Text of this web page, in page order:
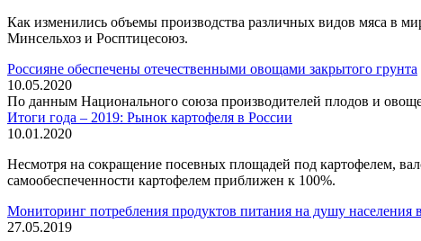
Как изменились объемы производства различных видов мяса в
Минсельхоз и Росптицесоюз.
Россияне обеспечены отечественными овощами закрытого грунта
10.05.2020
По данным Национального союза производителей плодов и
Итоги года – 2019: Рынок картофеля в России
10.01.2020
Несмотря на сокращение посевных площадей под картофелем,
самообеспеченности картофелем приближен к 100%.
Мониторинг потребления продуктов питания на душу населения
27.05.2019